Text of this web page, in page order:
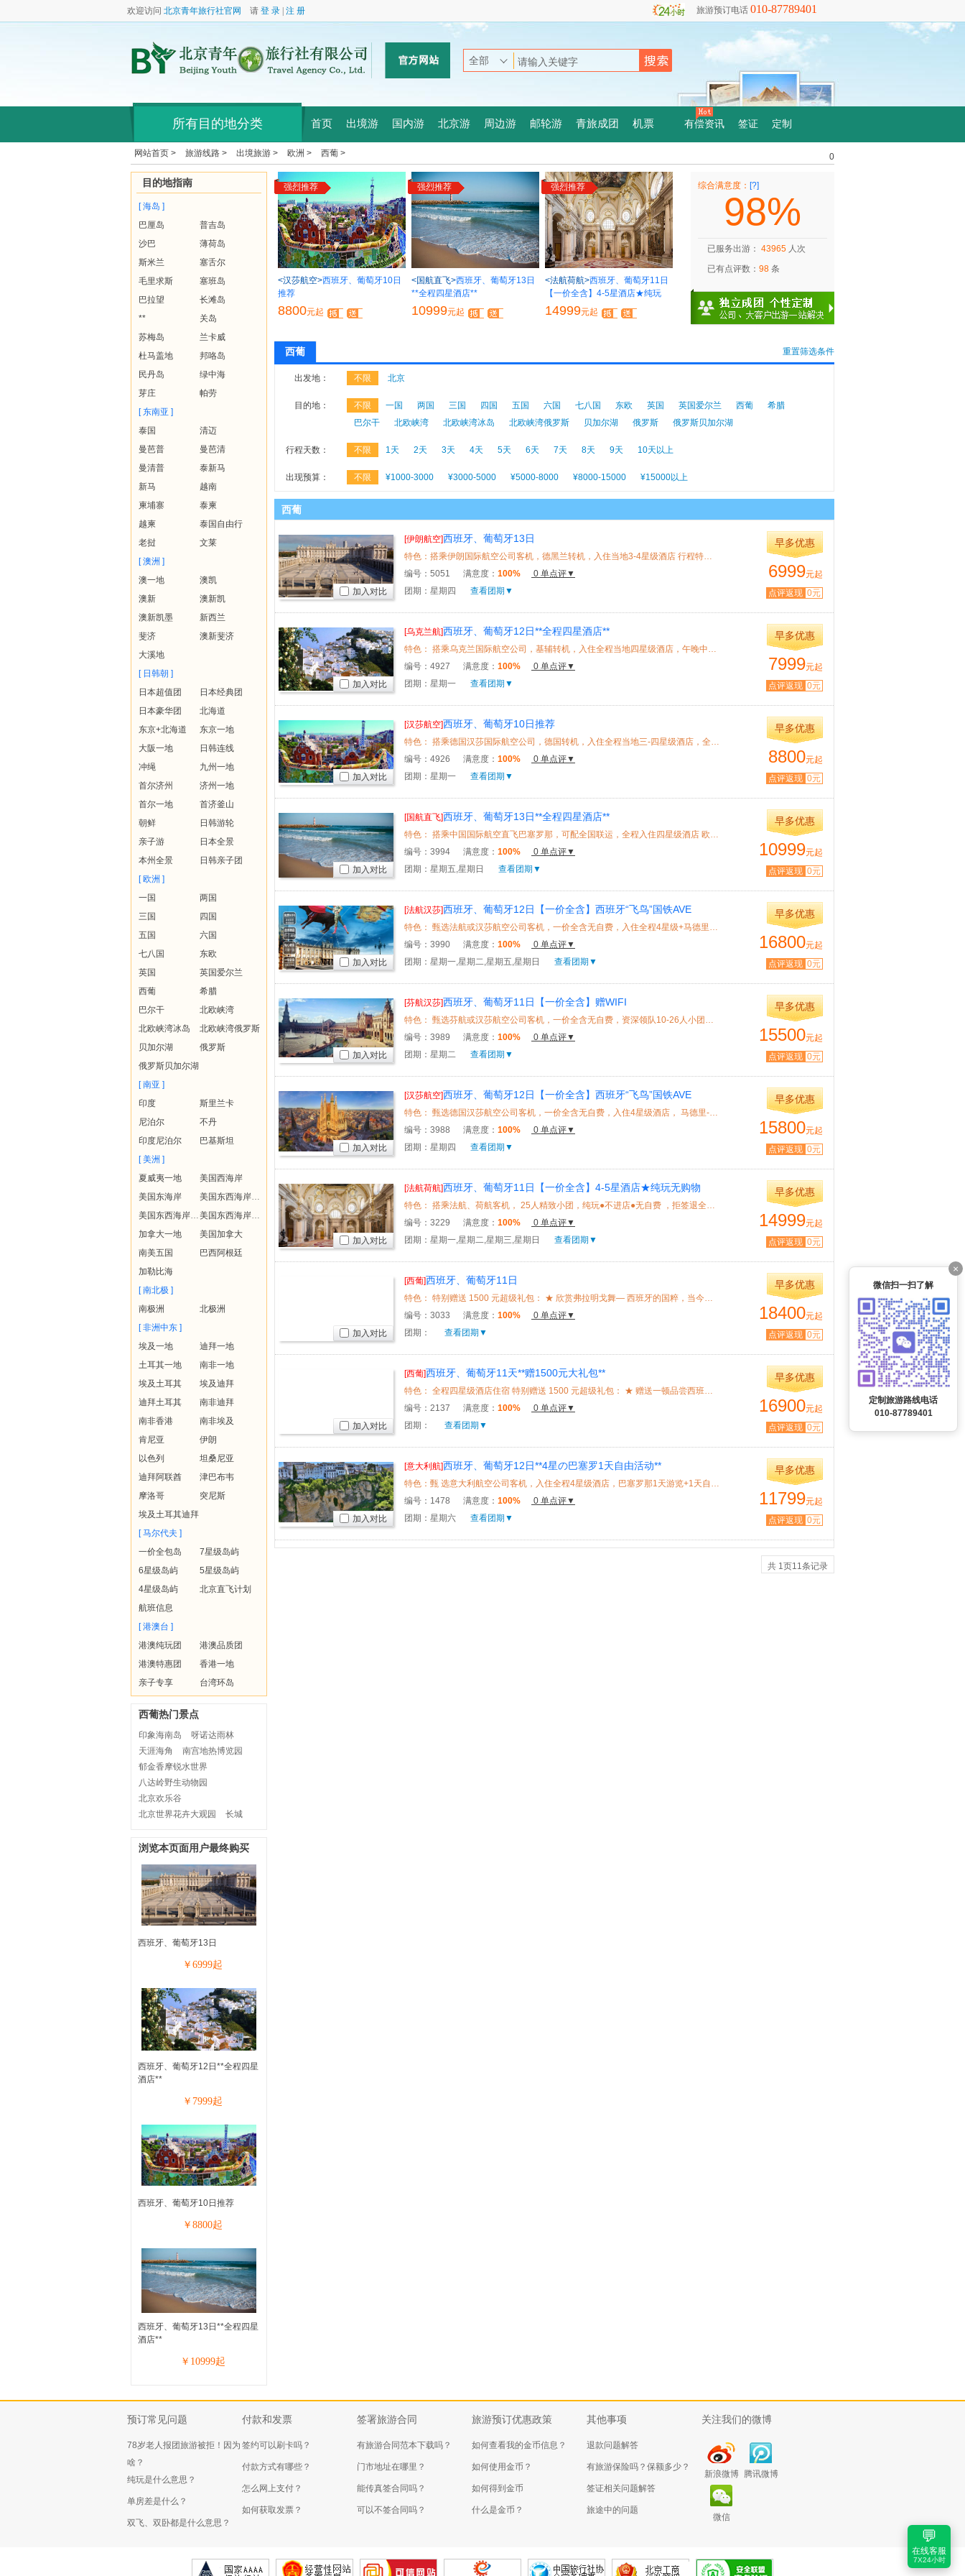
欢迎访问 北京青年旅行社官网 请 登 录 注 册 旅游预订电话 010-87789401
所有目的地分类 首页 出境游 国内游 北京游 周边游 邮轮游 青旅成团 机票 有偿资讯 签证 定制
网站首页 > 旅游线路 > 出境旅游 > 欧洲 > 西葡 > 0
目的地指南
[ 海岛 ]
巴厘岛
普吉岛
沙巴
薄荷岛
斯米兰
塞舌尔
毛里求斯
塞班岛
巴拉望
长滩岛
**
关岛
苏梅岛
兰卡威
杜马盖地
邦咯岛
民丹岛
绿中海
芽庄
帕劳
[ 东南亚 ]
泰国
清迈
曼芭普
曼芭清
曼清普
泰新马
新马
越南
柬埔寨
泰柬
越柬
泰国自由行
老挝
文莱
[ 澳洲 ]
澳一地
澳凯
澳新
澳新凯
澳新凯墨
新西兰
斐济
澳新斐济
大溪地
[ 日韩朝 ]
日本超值团
日本经典团
日本豪华团
北海道
东京+北海道
东京一地
大阪一地
日韩连线
冲绳
九州一地
首尔济州
济州一地
首尔一地
首济釜山
朝鲜
日韩游轮
亲子游
日本全景
本州全景
日韩亲子团
[ 欧洲 ]
一国
两国
三国
四国
五国
六国
七八国
东欧
英国
英国爱尔兰
西葡
希腊
巴尔干
北欧峡湾
北欧峡湾冰岛
北欧峡湾俄罗斯
贝加尔湖
俄罗斯
俄罗斯贝加尔湖
[ 南亚 ]
印度
斯里兰卡
尼泊尔
不丹
印度尼泊尔
巴基斯坦
[ 美洲 ]
夏威夷一地
美国西海岸
美国东海岸
美国东西海岸+夏威夷
美国东西海岸+黄石
美国东西海岸+夏威夷+黄石
加拿大一地
美国加拿大
南美五国
巴西阿根廷
加勒比海
[ 南北极 ]
南极洲
北极洲
[ 非洲中东 ]
埃及一地
迪拜一地
土耳其一地
南非一地
埃及土耳其
埃及迪拜
迪拜土耳其
南非迪拜
南非香港
南非埃及
肯尼亚
伊朗
以色列
坦桑尼亚
迪拜阿联酋
津巴布韦
摩洛哥
突尼斯
埃及土耳其迪拜
[ 马尔代夫 ]
一价全包岛
7星级岛屿
6星级岛屿
5星级岛屿
4星级岛屿
北京直飞计划
航班信息
[ 港澳台 ]
港澳纯玩团
港澳品质团
港澳特惠团
香港一地
亲子专享
台湾环岛
西葡热门景点
印象海南岛
呀诺达雨林
天涯海角
南宫地热博览园
郁金香摩锐水世界
八达岭野生动物园
北京欢乐谷
北京世界花卉大观园
长城
浏览本页面用户最终购买
西班牙、葡萄牙13日
￥ 6999起
西班牙、葡萄牙12日**全程四星
酒店**
￥ 7999起
西班牙、葡萄牙10日推荐
￥ 8800起
西班牙、葡萄牙13日**全程四星
酒店**
￥ 10999起
强烈推荐
<汉莎航空>西班牙、葡萄牙10日
推荐
8800元起
强烈推荐
<国航直飞>西班牙、葡萄牙13日
**全程四星酒店**
10999元起
强烈推荐
<法航荷航>西班牙、葡萄牙11日
【一价全含】4-5星酒店★纯玩
14999元起
综合满意度： [?]
98%
已服务出游： 43965 人次
已有点评数： 98 条
西葡 重置筛选条件
出发地： 不限 北京
目的地： 不限 一国 两国 三国 四国 五国 六国 七八国 东欧 英国 英国爱尔兰 西葡
希腊
巴尔干
北欧峡湾 北欧峡湾冰岛 北欧峡湾俄罗斯 贝加尔湖 俄罗斯 俄罗斯贝加尔湖
行程天数： 不限 1天 2天 3天 4天 5天 6天 7天 8天 9天 10天以上
出现预算： 不限 ¥1000-3000 ¥3000-5000 ¥5000-8000 ¥8000-15000 ¥15000以上
西葡
[伊朗航空]西班牙、葡萄牙13日
特色：搭乘伊朗国际航空公司客机，德黑兰转机，入住当地3-4星级酒店 行程特色 马德...
编号： 5051 满意度： 100%
0 单点评▼
团期：星期四
查看团期▼
早多优惠
6999元起
点评返现 0元
加入对比
[乌克兰航]西班牙、葡萄牙12日**全程四星酒店**
特色： 搭乘乌克兰国际航空公司，基辅转机，入住全程当地四星级酒店，午晚中式餐...
编号： 4927 满意度： 100%
0 单点评▼
团期：星期一
查看团期▼
早多优惠
7999元起
点评返现 0元
加入对比
[汉莎航空]西班牙、葡萄牙10日推荐
特色： 搭乘德国汉莎国际航空公司，德国转机，入住全程当地三-四星级酒店，全程酒...
编号： 4926 满意度： 100%
0 单点评▼
团期：星期一
查看团期▼
早多优惠
8800元起
点评返现 0元
加入对比
[国航直飞]西班牙、葡萄牙13日**全程四星酒店**
特色： 搭乘中国国际航空直飞巴塞罗那，可配全国联运，全程入住四星级酒店 欧洲美...
编号： 3994 满意度： 100%
0 单点评▼
团期：星期五,星期日
查看团期▼
早多优惠
10999元起
点评返现 0元
加入对比
[法航汉莎]西班牙、葡萄牙12日【一价全含】西班牙“飞鸟”国铁AVE
特色： 甄选法航或汉莎航空公司客机，一价全含无自费，入住全程4星级+马德里1晚5星...
编号： 3990 满意度： 100%
0 单点评▼
团期：星期一,星期二,星期五,星期日
查看团期▼
早多优惠
16800元起
点评返现 0元
加入对比
[芬航汉莎]西班牙、葡萄牙11日【一价全含】赠WIFI
特色： 甄选芬航或汉莎航空公司客机，一价全含无自费，资深领队10-26人小团，入住...
编号： 3989 满意度： 100%
0 单点评▼
团期：星期二
查看团期▼
早多优惠
15500元起
点评返现 0元
加入对比
[汉莎航空]西班牙、葡萄牙12日【一价全含】西班牙“飞鸟”国铁AVE
特色： 甄选德国汉莎航空公司客机，一价全含无自费，入住4星级酒店， 马德里-巴塞...
编号： 3988 满意度： 100%
0 单点评▼
团期：星期四
查看团期▼
早多优惠
15800元起
点评返现 0元
加入对比
[法航荷航]西班牙、葡萄牙11日【一价全含】4-5星酒店★纯玩无购物
特色： 搭乘法航、荷航客机， 25人精致小团，纯玩●不进店●无自费 ，拒签退全款...
编号： 3229 满意度： 100%
0 单点评▼
团期：星期一,星期二,星期三,星期日
查看团期▼
早多优惠
14999元起
点评返现 0元
加入对比
[西葡]西班牙、葡萄牙11日
特色： 特别赠送 1500 元超级礼包： ★ 欣赏弗拉明戈舞— 西班牙的国粹，当今世界*富...
编号： 3033 满意度： 100%
0 单点评▼
团期：
查看团期▼
早多优惠
18400元起
点评返现 0元
加入对比
[西葡]西班牙、葡萄牙11天**赠1500元大礼包**
特色： 全程四星级酒店住宿 特别赠送 1500 元超级礼包： ★ 赠送一顿品尝西班牙海鲜...
编号： 2137 满意度： 100%
0 单点评▼
团期：
查看团期▼
早多优惠
16900元起
点评返现 0元
加入对比
[意大利航]西班牙、葡萄牙12日**4星の巴塞罗1天自由活动**
特色：甄 选意大利航空公司客机，入住全程4星级酒店，巴塞罗那1天游览+1天自由活动...
编号： 1478 满意度： 100%
0 单点评▼
团期：星期六
查看团期▼
早多优惠
11799元起
点评返现 0元
加入对比
共 1页11条记录
预订常见问题
78岁老人报团旅游被拒！因为
啥？
纯玩是什么意思？
单房差是什么？
双飞、双卧都是什么意思？
付款和发票
签约可以刷卡吗？
付款方式有哪些？
怎么网上支付？
如何获取发票？
签署旅游合同
有旅游合同范本下载吗？
门市地址在哪里？
能传真签合同吗？
可以不签合同吗？
旅游预订优惠政策
如何查看我的金币信息？
如何使用金币？
如何得到金币
什么是金币？
其他事项
退款问题解答
有旅游保险吗？保额多少？
签证相关问题解答
旅途中的问题
关注我们的微博
新浪微博 腾讯微博
微信
×
微信扫一扫了解
定制旅游路线电话
010-87789401
💬
在线客服
7X24小时